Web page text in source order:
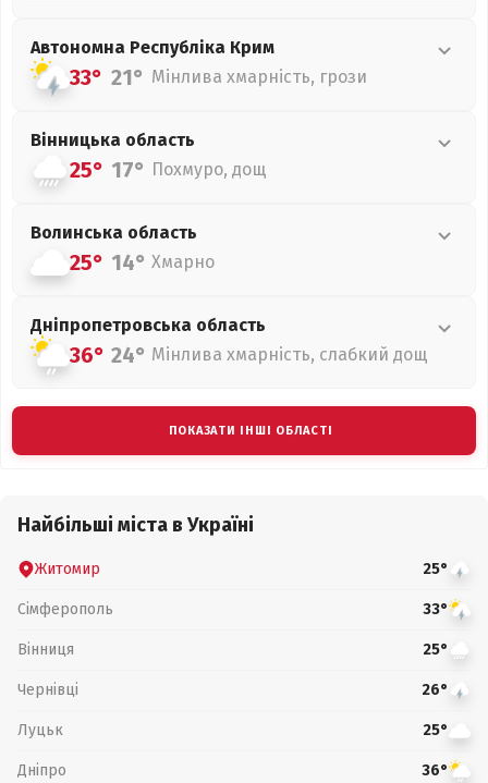
Автономна Республіка Крим
33° 21° Мінлива хмарність, грози
Вінницька область
25° 17° Похмуро, дощ
Волинська область
25° 14° Хмарно
Дніпропетровська область
36° 24° Мінлива хмарність, слабкий дощ
ПОКАЗАТИ ІНШІ ОБЛАСТІ
Найбільші міста в Україні
Житомир 25°
Сімферополь 33°
Вінниця 25°
Чернівці 26°
Луцьк 25°
Дніпро 36°